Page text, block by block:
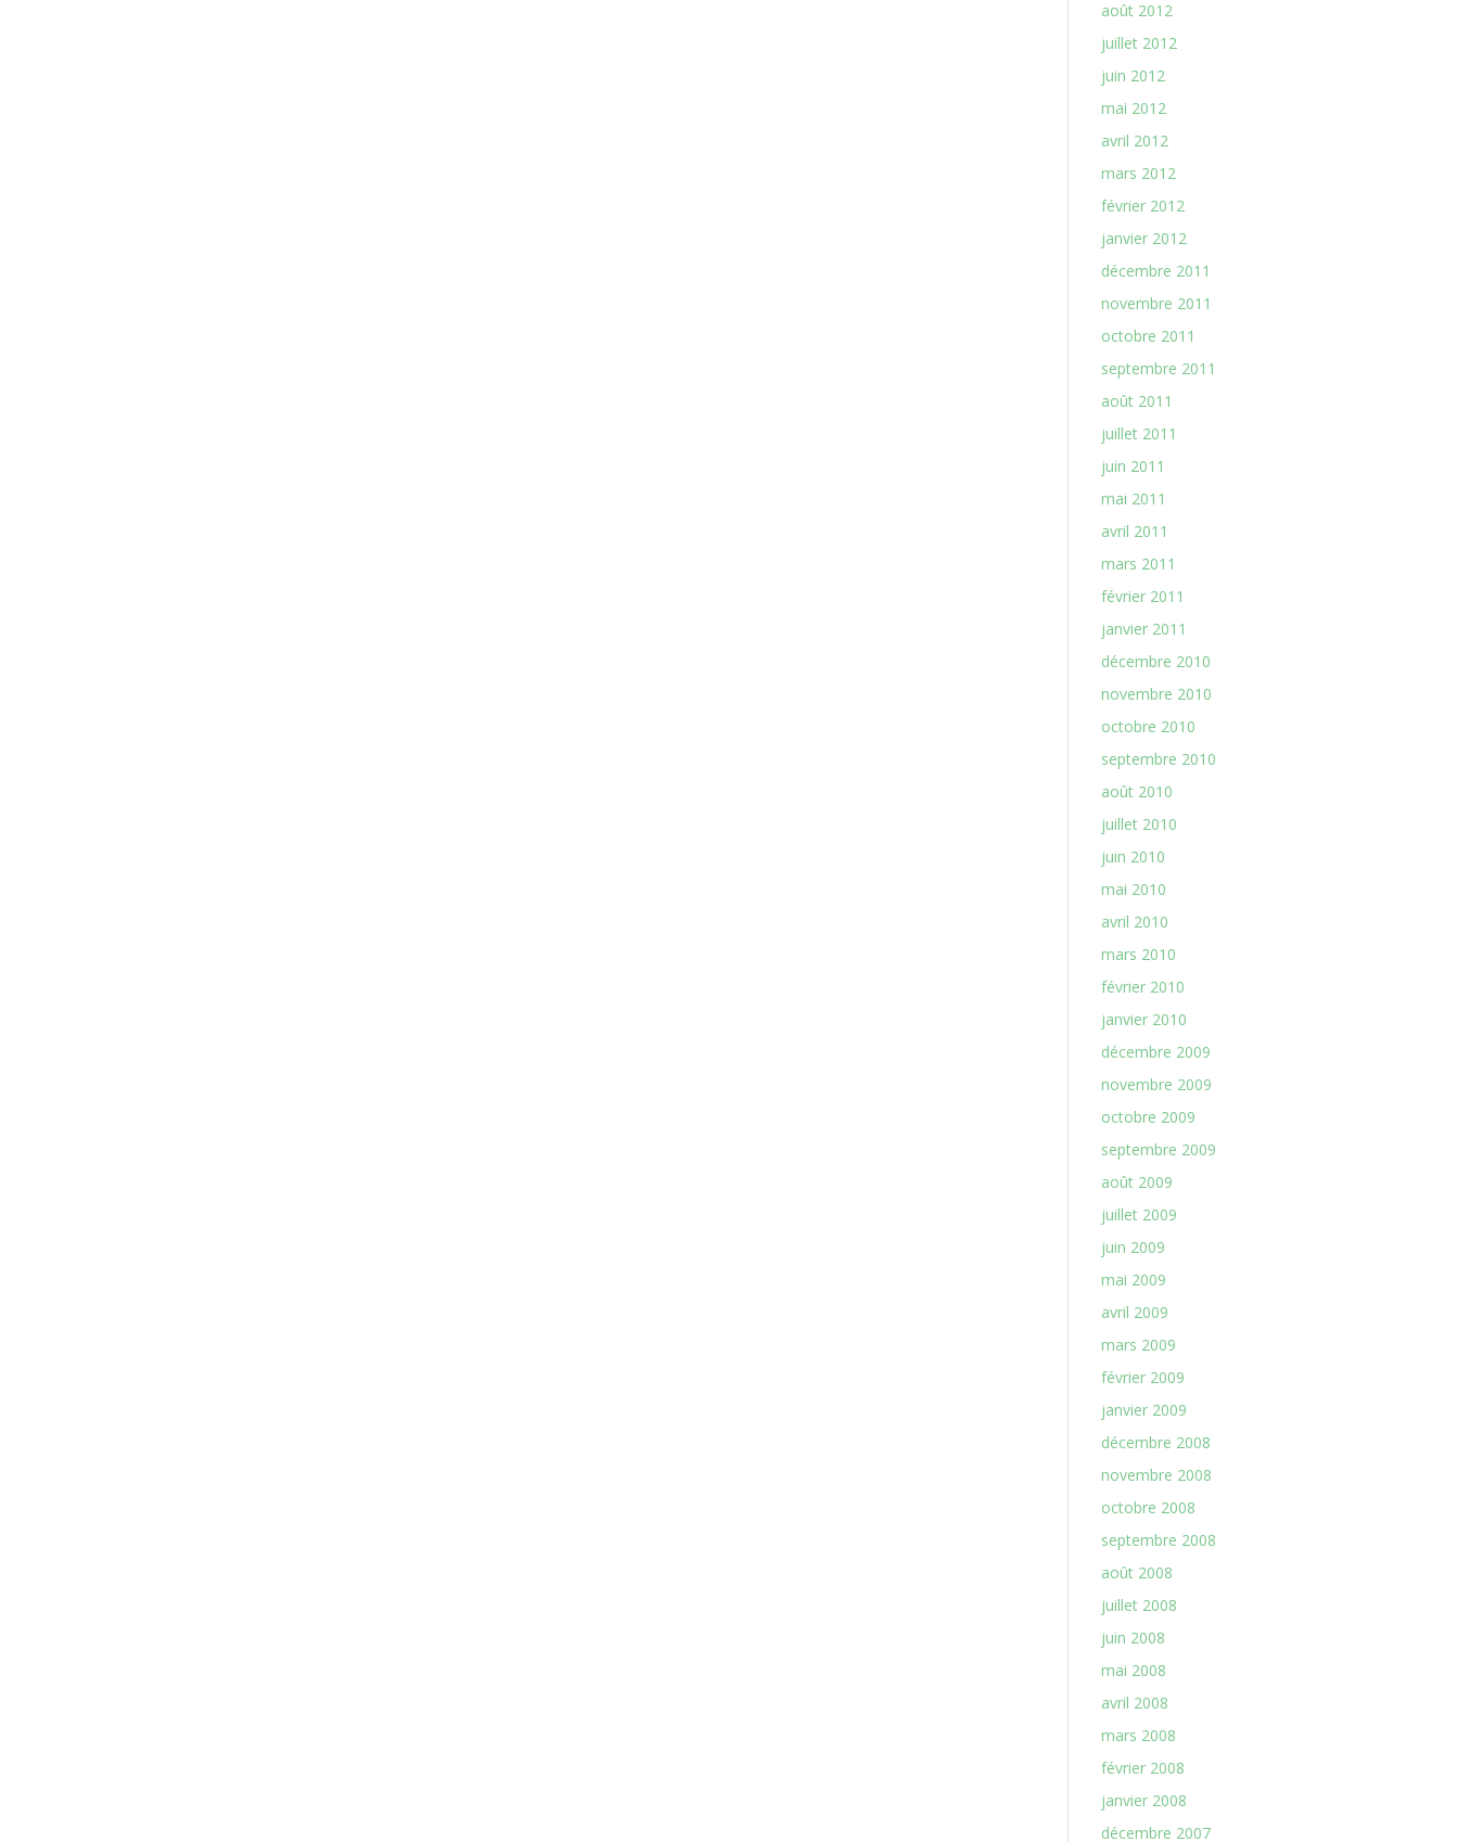
août 2012
juillet 2012
juin 2012
mai 2012
avril 2012
mars 2012
février 2012
janvier 2012
décembre 2011
novembre 2011
octobre 2011
septembre 2011
août 2011
juillet 2011
juin 2011
mai 2011
avril 2011
mars 2011
février 2011
janvier 2011
décembre 2010
novembre 2010
octobre 2010
septembre 2010
août 2010
juillet 2010
juin 2010
mai 2010
avril 2010
mars 2010
février 2010
janvier 2010
décembre 2009
novembre 2009
octobre 2009
septembre 2009
août 2009
juillet 2009
juin 2009
mai 2009
avril 2009
mars 2009
février 2009
janvier 2009
décembre 2008
novembre 2008
octobre 2008
septembre 2008
août 2008
juillet 2008
juin 2008
mai 2008
avril 2008
mars 2008
février 2008
janvier 2008
décembre 2007